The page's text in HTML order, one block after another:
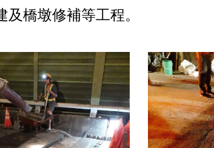
及橋墩修補等工程。